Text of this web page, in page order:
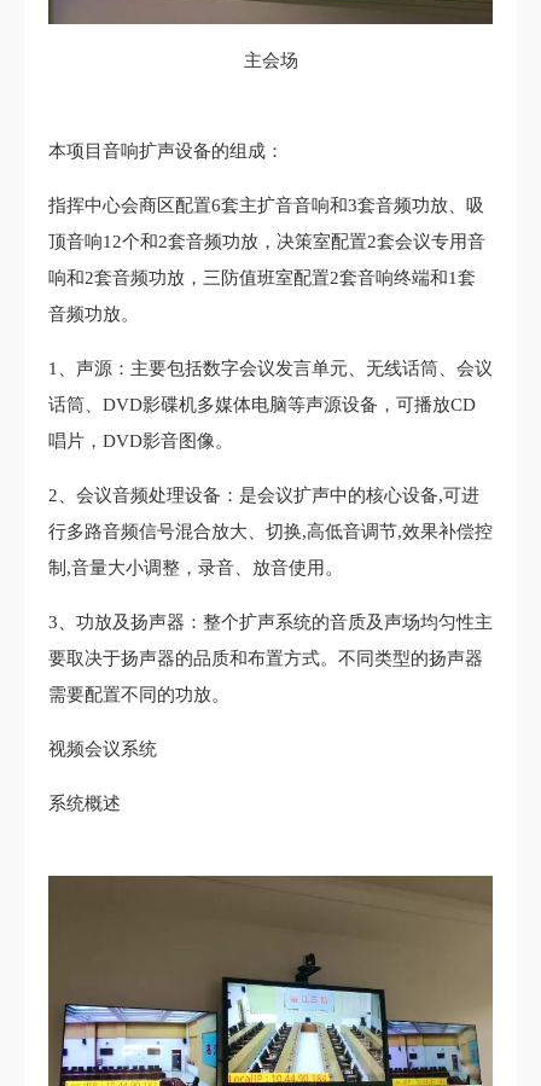
主会场
本项目音响扩声设备的组成：
指挥中心会商区配置6套主扩音音响和3套音频功放、吸
顶音响12个和2套音频功放，决策室配置2套会议专用音
响和2套音频功放，三防值班室配置2套音响终端和1套
音频功放。
1、声源：主要包括数字会议发言单元、无线话筒、会议
话筒、DVD影碟机多媒体电脑等声源设备，可播放CD
唱片，DVD影音图像。
2、会议音频处理设备：是会议扩声中的核心设备,可进
行多路音频信号混合放大、切换,高低音调节,效果补偿控
制,音量大小调整，录音、放音使用。
3、功放及扬声器：整个扩声系统的音质及声场均匀性主
要取决于扬声器的品质和布置方式。不同类型的扬声器
需要配置不同的功放。
视频会议系统
系统概述